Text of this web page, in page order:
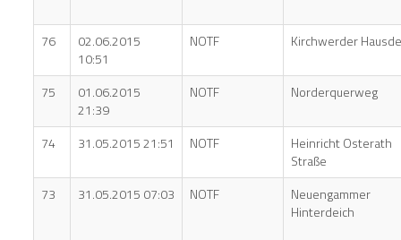
76
02.06.2015
10:51
NOTF Kirchwerder
75
01.06.2015
21:39
NOTF Norderquerweg
74 31.05.2015 21:51 NOTF
Heinricht Osterath
Straße
73
31.05.2015 07:03 NOTF
Neuengammer
Hinterdeich